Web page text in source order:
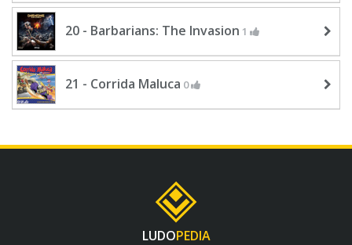
20 - Barbarians: The Invasion 1
21 - Corrida Maluca 0
LUDOPEDIA